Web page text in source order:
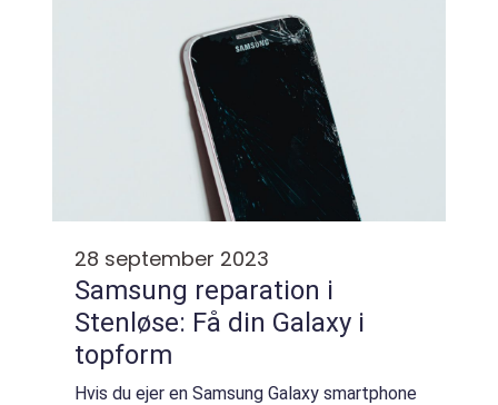
28 september 2023
Samsung reparation i
Stenløse: Få din Galaxy i
topform
Hvis du ejer en Samsung Galaxy smartphone